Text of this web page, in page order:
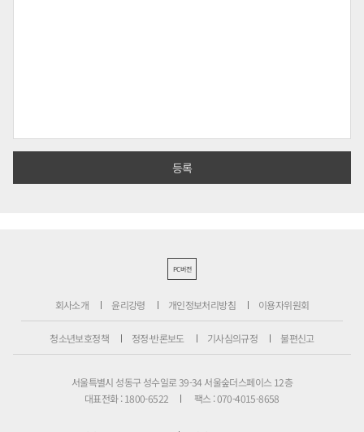
PC버전
회사소개 윤리강령 개인정보처리방침 이용자위원회
청소년보호정책 정정·반론보도 기사심의규정 불편신고
서울특별시 성동구 성수일로 39-34 서울숲더스페이스 12층
대표전화 : 1800-6522
팩스 : 070-4015-8658